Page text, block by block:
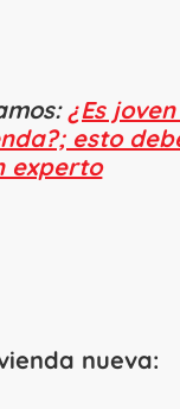
¿Es
esto
experto
nueva: